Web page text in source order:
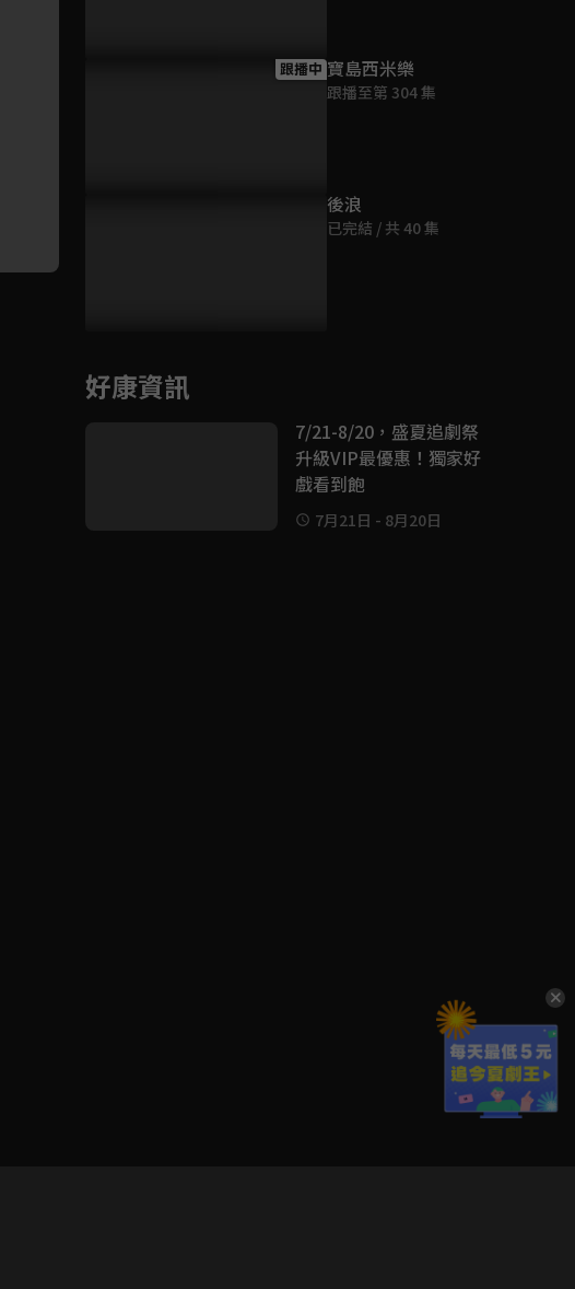
跟播中 寶島西米樂
跟播至第 304 集
後浪
已完結 / 共 40 集
好康資訊
7/21-8/20，盛夏追劇祭
升級VIP最優惠！獨家好
戲看到飽
7月21日 - 8月20日